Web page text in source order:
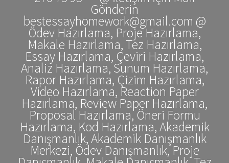
Gönderin
bestessayhomework@gmail.com @
Ödev Hazırlama, Proje Hazırlama,
Makale Hazırlama, Tez Hazırlama,
Essay Hazırlama, Çeviri Hazırlama,
Analiz Hazırlama, Sunum Hazırlama,
Rapor Hazırlama, Çizim Hazırlama,
Video Hazırlama, Reaction Paper
Hazırlama, Review Paper Hazırlama,
Proposal Hazırlama, Öneri Formu
Hazırlama, Kod Hazırlama, Akademik
Danışmanlık, Akademik Danışmanlık
Merkezi, Ödev Danışmanlık, Proje